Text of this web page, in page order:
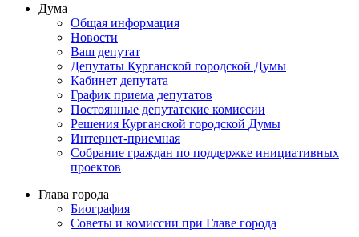
Дума
Общая информация
Новости
Ваш депутат
Депутаты Курганской городской Думы
Кабинет депутата
График приема депутатов
Постоянные депутатские комиссии
Решения Курганской городской Думы
Интернет-приемная
Собрание граждан по поддержке инициативных
проектов
Глава города
Биография
Советы и комиссии при Главе города